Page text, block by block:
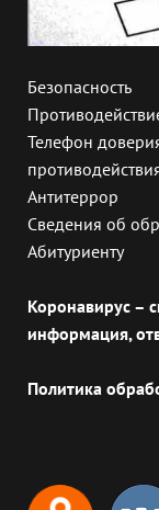
Безопасность
Телефон
Антитеррор
Сведения об
Абитуриенту
Коронавирус –
информация,
Политика